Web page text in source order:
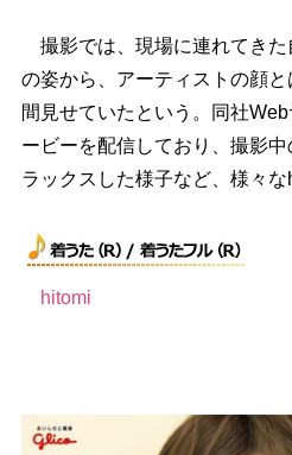
撮影では、現場に連れてきた
の姿から、アーティストの顔と
間見せていたという。同社
ービーを配信しており、撮影
ラックスした様子など、様々な
hitomi